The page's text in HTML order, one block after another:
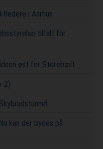
i Aarhus
tiltalt for
øst for Storebælt
2)
kan der bydes på